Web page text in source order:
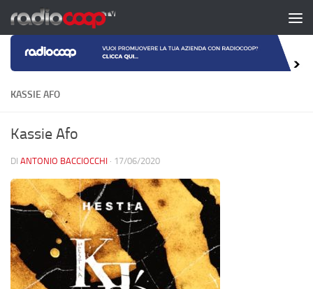
Salta al contenuto
KASSIE AFO
Kassie Afo
DI ANTONIO BACCIOCCHI · 17/06/2020